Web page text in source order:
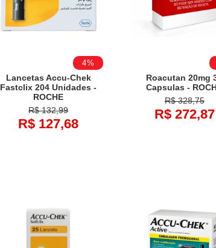
4%
Lancetas Accu-Chek
Fastclix 204 Unidades -
ROCHE
R$ 132,99
R$ 127,68
Roacutan 20mg
Capsulas -
R$ 328,75
R$ 272,87